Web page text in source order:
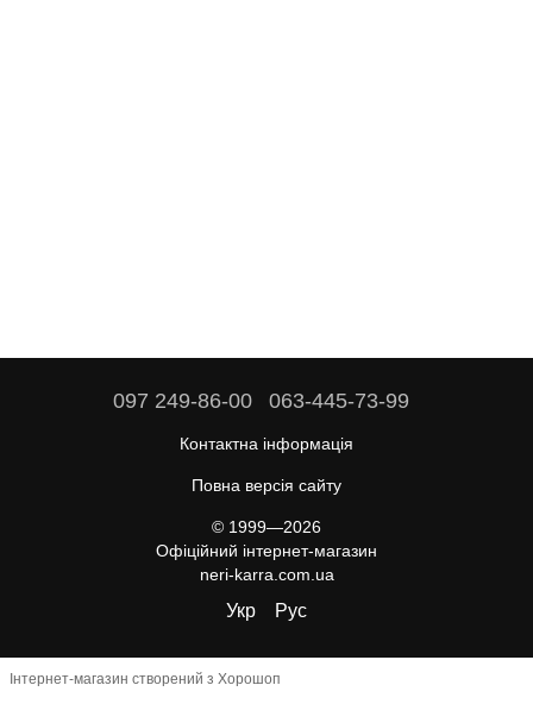
097 249-86-00 063-445-73-99
Контактна інформація
Повна версія сайту
© 1999—2026
Офіційний інтернет-магазин
neri-karra.com.ua
Укр Рус
Інтернет-магазин створений з Хорошоп